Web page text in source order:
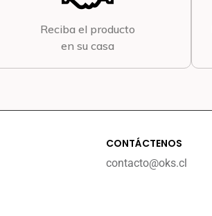
Reciba el producto
en su casa
CONTÁCTENOS
contacto@oks.cl